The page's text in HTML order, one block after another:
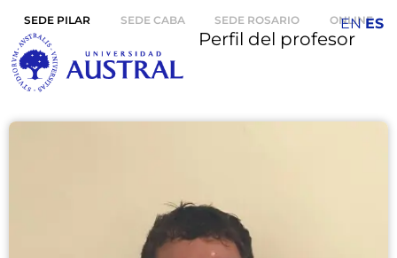
SEDE PILAR SEDE CABA SEDE ROSARIO ONLINE
Perfil del profesor
EN ES